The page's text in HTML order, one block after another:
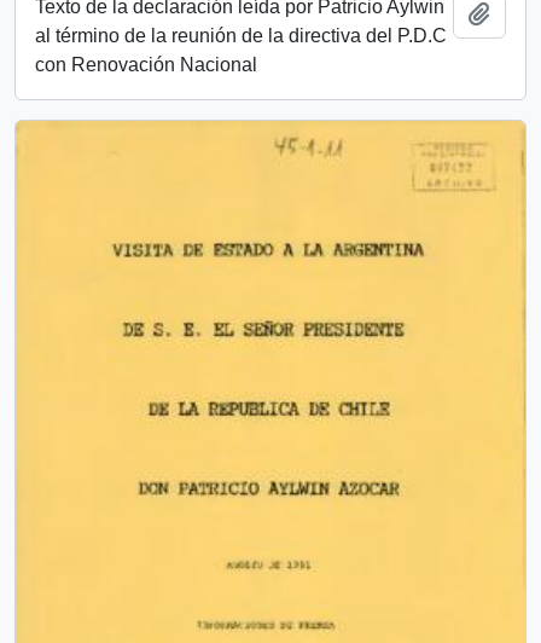
Texto de la declaración leída por Patricio Aylwin
al término de la reunión de la directiva del P.D.C
con Renovación Nacional